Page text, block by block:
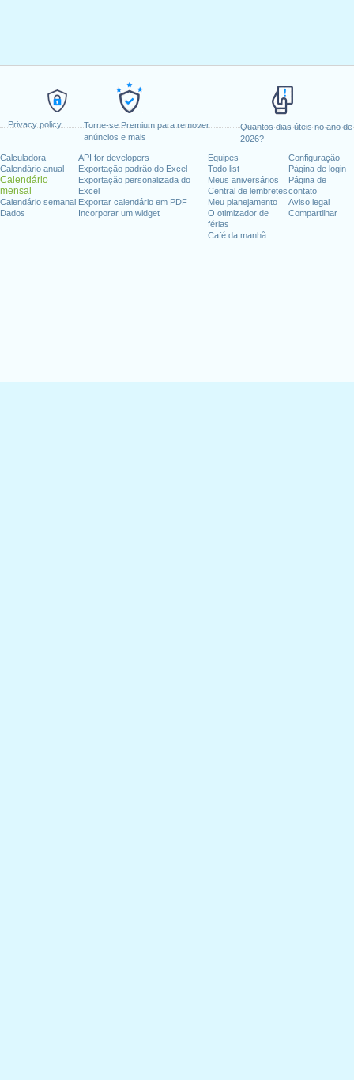
Privacy policy
Torne-se Premium para remover
anúncios e mais
Quantos dias úteis no ano de
2026?
Calculadora
Calendário anual
Calendário
mensal
Calendário semanal
Dados
API for developers
Exportação padrão do Excel
Exportação personalizada do
Excel
Exportar calendário em PDF
Incorporar um widget
Equipes
Todo list
Meus aniversários
Central de lembretes
Meu planejamento
O otimizador de
férias
Café da manhã
Configuração
Página de login
Página de
contato
Aviso legal
Compartilhar